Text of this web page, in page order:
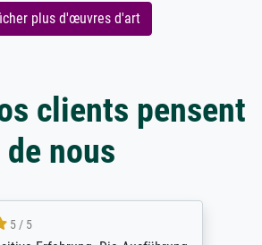
plus d'œuvres d'art
clients pensent
de nous
5 / 5